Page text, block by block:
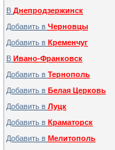
В Днепродзержинск
Добавить в Черновцы
Добавить в Кременчуг
В Ивано-Франковск
Добавить в Тернополь
Добавить в Белая Церковь
Добавить в Луцк
Добавить в Краматорск
Добавить в Мелитополь